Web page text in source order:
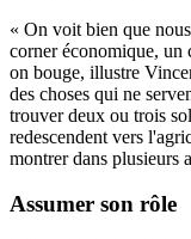
« On voit bien que
corner économique, un
on bouge, illustre
des choses qui ne
trouver deux ou trois
redescendent vers
montrer dans plusieurs
Assumer son rôle